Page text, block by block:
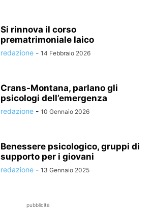
Si rinnova il corso
prematrimoniale laico
redazione - 14 Febbraio 2026
Crans-Montana, parlano gli
psicologi dell’emergenza
redazione - 10 Gennaio 2026
Benessere psicologico, gruppi di
supporto per i giovani
redazione - 13 Gennaio 2025
pubblicità